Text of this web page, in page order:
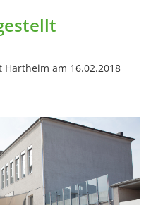
Hartheim am 16.02.2018